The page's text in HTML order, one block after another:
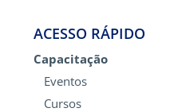
ACESSO RÁPIDO
Capacitação
Eventos
Cursos